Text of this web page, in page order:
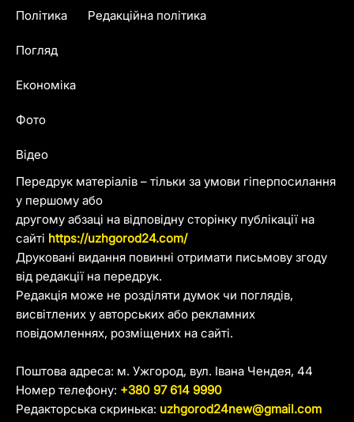
Передрук матеріалів – тільки за умови гіперпосилання
у першому або
другому абзаці на відповідну сторінку публікації на
сайті https://uzhgorod24.com/
Друковані видання повинні отримати письмову згоду
від редакції на передрук.
Редакція може не розділяти думок чи поглядів,
висвітлених у авторських або рекламних
повідомленнях, розміщених на сайті.
Поштова адреса: м. Ужгород, вул. Івана Чендея, 44
Номер телефону: +380 97 614 9990
Редакторська скринька: uzhgorod24new@gmail.com
Політика
Погляд
Економіка
Фото
Відео
Редакційна політика